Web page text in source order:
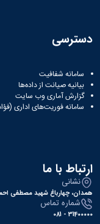
دسترسی
سامانه شفافیت
بیانیه صیانت از داده‌ها
گزارش آماری وب‌ سایت
سامانه فوریت‌های اداری
ارتباط با ما
نشانی
همدان، چهارباغ شهید مصطفی
شماره تماس
31400000 - 081